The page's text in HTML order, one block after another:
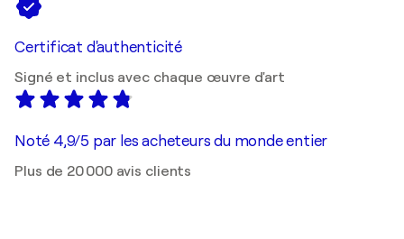
Certificat d'authenticité
Signé et inclus avec chaque œuvre d'art
Noté 4,9/5 par les acheteurs du monde entier
Plus de 20 000 avis clients